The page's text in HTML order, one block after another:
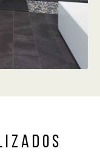
Z A D O S